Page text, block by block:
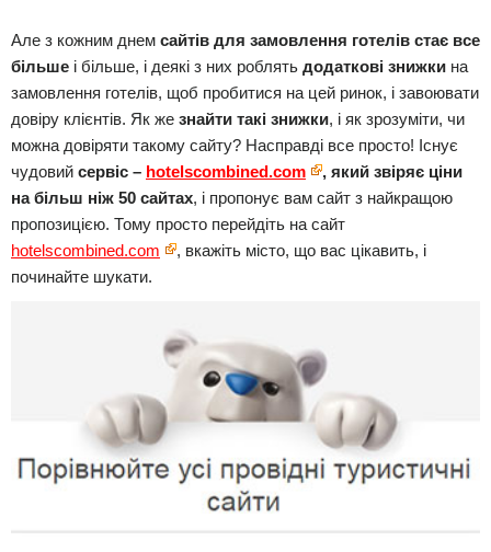
Але з кожним днем сайтів для замовлення готелів стає все
більше і більше, і деякі з них роблять додаткові знижки на
замовлення готелів, щоб пробитися на цей ринок, і завоювати
довіру клієнтів. Як же знайти такі знижки, і як зрозуміти, чи
можна довіряти такому сайту? Насправді все просто! Існує
чудовий сервіс – hotelscombined.com
, який звіряє ціни
на більш ніж 50 сайтах, і пропонує вам сайт з найкращою
пропозицією. Тому просто перейдіть на сайт
hotelscombined.com
, вкажіть місто, що вас цікавить, і
починайте шукати.